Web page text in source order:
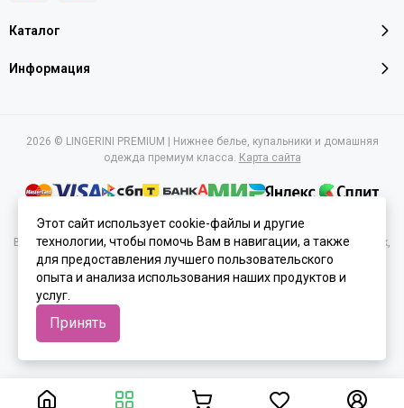
Каталог
Информация
2026 © LINGERINI PREMIUM | Нижнее белье, купальники и домашняя
одежда премиум класса. Карта сайта
Вся представленная на сайте информация, касающаяся характеристик,
стоимости товаров и услуг, носит информационный характер и ни при
каких условиях не является публичной офертой, определяемой
положениями Статьи 437(2) Гражданского кодекса РФ.
Этот сайт использует cookie-файлы и другие
технологии, чтобы помочь Вам в навигации, а также
для предоставления лучшего пользовательского
опыта и анализа использования наших продуктов и
услуг.
Принять